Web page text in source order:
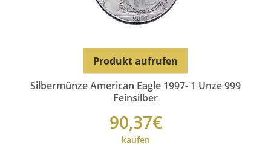
Silbermünze American Eagle 1997- 1 Unze 999
Feinsilber
90,37€
kaufen
Produkt aufrufen